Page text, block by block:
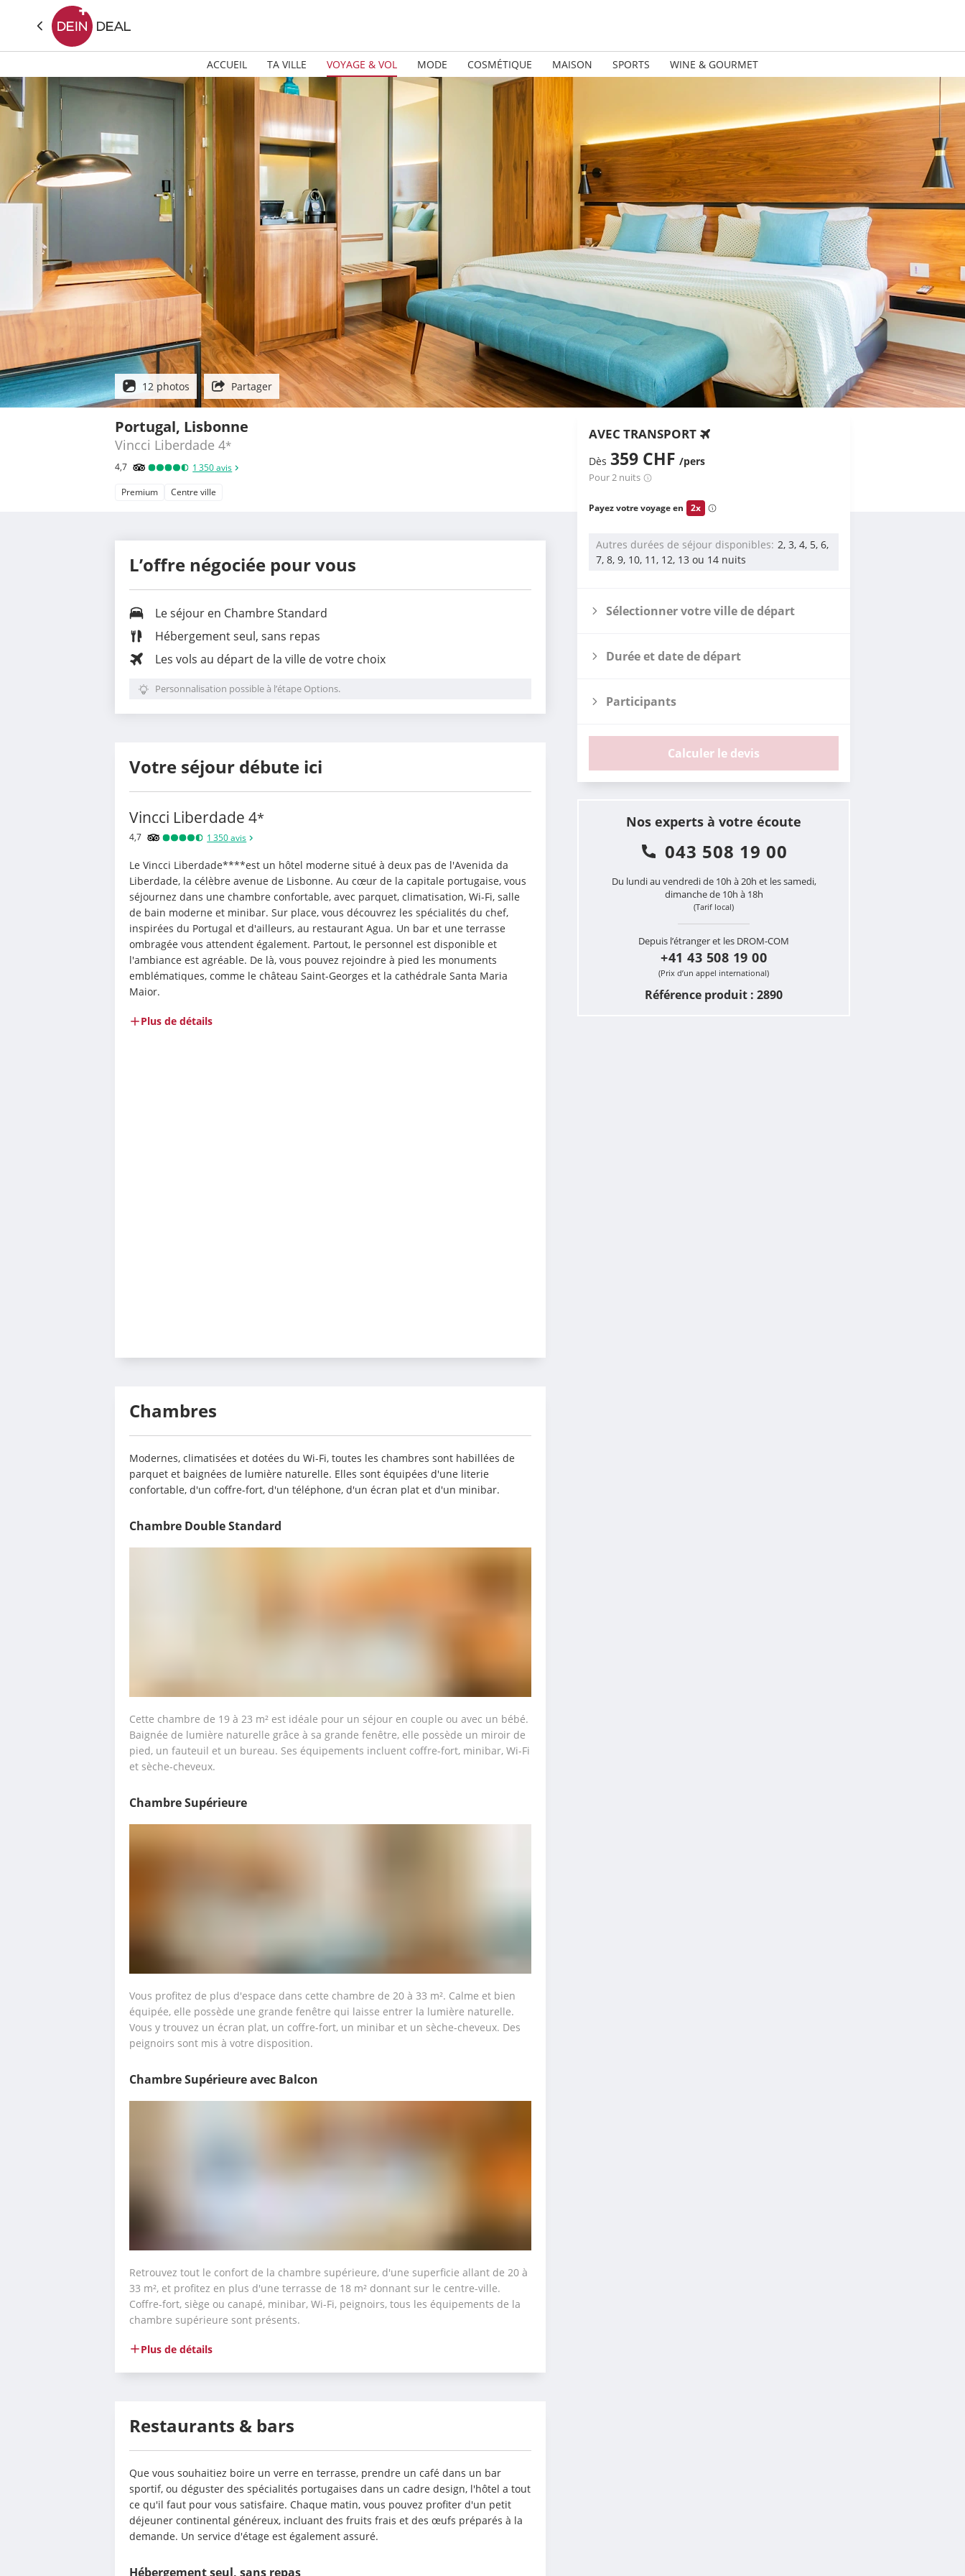
ACCUEIL TA VILLE VOYAGE & VOL MODE COSMÉTIQUE MAISON SPORTS WINE & GOURMET
12 photos Partager
Portugal, Lisbonne
Vincci Liberdade 4*
4,7 1 350avis
Premium Centre ville
AVEC TRANSPORT
Dès 359 CHF /pers
Pour 2 nuits
Payez votre voyage en 2x
Autres durées de séjour disponibles 2, 3, 4, 5, 6,
7, 8, 9, 10, 11, 12, 13 ou 14 nuits
Sélectionner votre ville de départ
Durée et date de départ
Participants
Calculer le devis
Nos experts à votre écoute
043 508 19 00
Du lundi au vendredi de 10h à 20h et les samedi,
dimanche de 10h à 18h
(Tarif local)
Depuis l’étranger et les DROM-COM
+41 43 508 19 00
(Prix d’un appel international)
Référence produit : 2890
L’offre négociée pour vous
Le séjour en Chambre Standard
Hébergement seul, sans repas
Les vols au départ de la ville de votre choix
Personnalisation possible à l’étape Options.
Votre séjour débute ici
Vincci Liberdade 4*
4,7 1 350avis
Le Vincci Liberdade****est un hôtel moderne situé à deux pas de l'Avenida da
Liberdade, la célèbre avenue de Lisbonne. Au cœur de la capitale portugaise, vous
séjournez dans une chambre confortable, avec parquet, climatisation, Wi-Fi, salle
de bain moderne et minibar. Sur place, vous découvrez les spécialités du chef,
inspirées du Portugal et d'ailleurs, au restaurant Agua. Un bar et une terrasse
ombragée vous attendent également. Partout, le personnel est disponible et
l'ambiance est agréable. De là, vous pouvez rejoindre à pied les monuments
emblématiques, comme le château Saint-Georges et la cathédrale Santa Maria
Maior.
Plus de détails
Chambres
Modernes, climatisées et dotées du Wi-Fi, toutes les chambres sont habillées de
parquet et baignées de lumière naturelle. Elles sont équipées d'une literie
confortable, d'un coffre-fort, d'un téléphone, d'un écran plat et d'un minibar.
Chambre Double Standard
Cette chambre de 19 à 23 m² est idéale pour un séjour en couple ou avec un bébé.
Baignée de lumière naturelle grâce à sa grande fenêtre, elle possède un miroir de
pied, un fauteuil et un bureau. Ses équipements incluent coffre-fort, minibar, Wi-Fi
et sèche-cheveux.
Chambre Supérieure
Vous profitez de plus d'espace dans cette chambre de 20 à 33 m². Calme et bien
équipée, elle possède une grande fenêtre qui laisse entrer la lumière naturelle.
Vous y trouvez un écran plat, un coffre-fort, un minibar et un sèche-cheveux. Des
peignoirs sont mis à votre disposition.
Chambre Supérieure avec Balcon
Retrouvez tout le confort de la chambre supérieure, d'une superficie allant de 20 à
33 m², et profitez en plus d'une terrasse de 18 m² donnant sur le centre-ville.
Coffre-fort, siège ou canapé, minibar, Wi-Fi, peignoirs, tous les équipements de la
chambre supérieure sont présents.
Plus de détails
Restaurants & bars
Que vous souhaitiez boire un verre en terrasse, prendre un café dans un bar
sportif, ou déguster des spécialités portugaises dans un cadre design, l'hôtel a tout
ce qu'il faut pour vous satisfaire. Chaque matin, vous pouvez profiter d'un petit
déjeuner continental généreux, incluant des fruits frais et des œufs préparés à la
demande. Un service d'étage est également assuré.
Hébergement seul, sans repas